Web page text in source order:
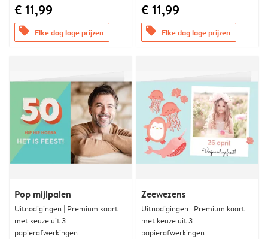
€ 11,99
offers Elke dag lage prijzen
€ 11,99
offers Elke dag lage prijzen
Pop mijlpalen
Uitnodigingen | Premium kaart
met keuze uit 3
papierafwerkingen
Zeewezens
Uitnodigingen | Premium kaart
met keuze uit 3
papierafwerkingen